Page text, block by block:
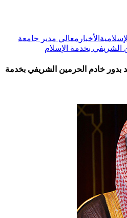
الأخبار معالي مدير جامعة
الشريفي بخدمة الإسلام
بدور خادم الحرمين الشريفي بخدمة